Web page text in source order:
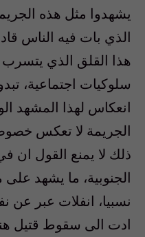
يشهدوا مثل هذه
الذي بات فيه الناس
هذا القلق الذي
سلوكيات اجتماعية،
انعكاس لهذا المشهد
الجريمة لا تعكس
ذلك لا يمنع القول ان
الجنوبية، ما يشهد
نسبيا، انفلات عبر
ادت الى سقوط قتيل